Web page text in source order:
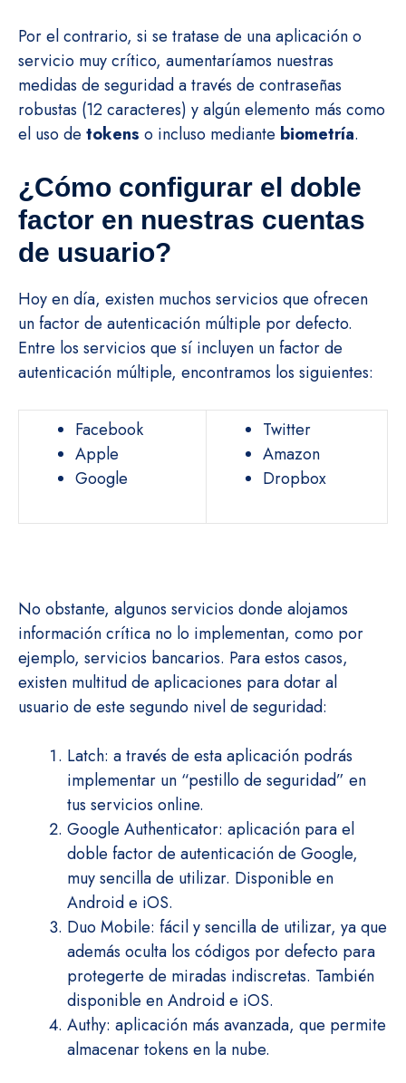
Por el contrario, si se tratase de una aplicación o
servicio muy crítico, aumentaríamos nuestras
medidas de seguridad a través de contraseñas
robustas (12 caracteres) y algún elemento más como
el uso de tokens o incluso mediante biometría.
¿Cómo configurar el doble
factor en nuestras cuentas
de usuario?
Hoy en día, existen muchos servicios que ofrecen
un factor de autenticación múltiple por defecto.
Entre los servicios que sí incluyen un factor de
autenticación múltiple, encontramos los siguientes:
Facebook
Apple
Google
Twitter
Amazon
Dropbox
No obstante, algunos servicios donde alojamos
información crítica no lo implementan, como por
ejemplo, servicios bancarios. Para estos casos,
existen multitud de aplicaciones para dotar al
usuario de este segundo nivel de seguridad:
Latch: a través de esta aplicación podrás
implementar un “pestillo de seguridad” en
tus servicios online.
Google Authenticator: aplicación para el
doble factor de autenticación de Google,
muy sencilla de utilizar. Disponible en
Android e iOS.
Duo Mobile: fácil y sencilla de utilizar, ya que
además oculta los códigos por defecto para
protegerte de miradas indiscretas. También
disponible en Android e iOS.
Authy: aplicación más avanzada, que permite
almacenar tokens en la nube.